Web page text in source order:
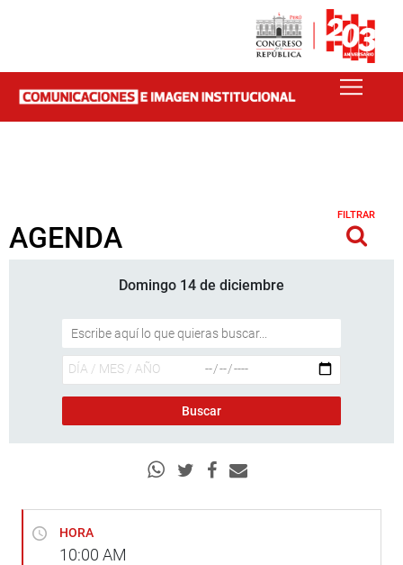
AGENDA
FILTRAR
Domingo 14 de diciembre
HORA
10:00 AM